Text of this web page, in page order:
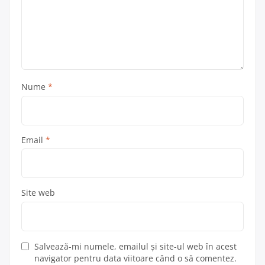
Nume *
Email *
Site web
Salvează-mi numele, emailul și site-ul web în acest
navigator pentru data viitoare când o să comentez.